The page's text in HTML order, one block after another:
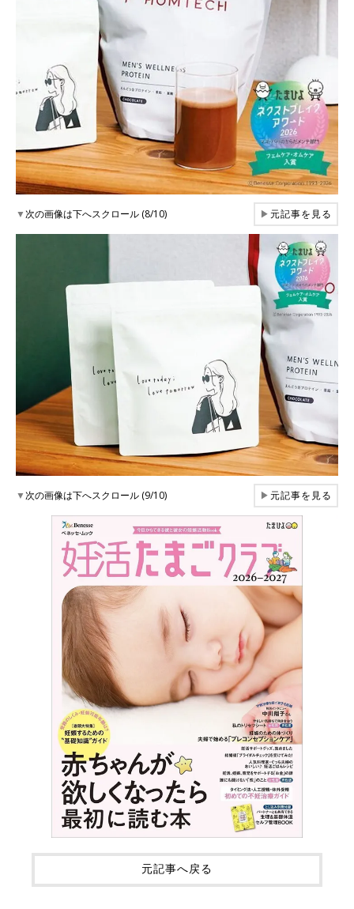
▼次の画像は下へスクロール (8/10) ▶元記事を見る
▼次の画像は下へスクロール (9/10) ▶元記事を見る
元記事へ戻る